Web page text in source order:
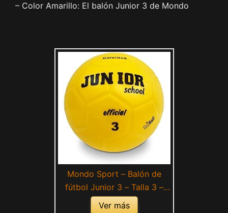
– Color Amarillo: El balón Junior 3 de Mondo
Mondo Sport – Balón de
fútbol Junior 3 – Talla 3 –
300 g – Color Amarillo –
Ver más